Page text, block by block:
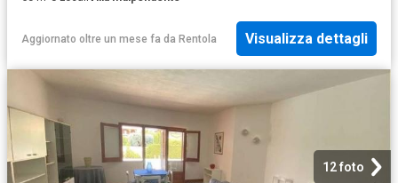
Aggiornato oltre un mese fa da Rentola Visualizza dettagli
12 foto